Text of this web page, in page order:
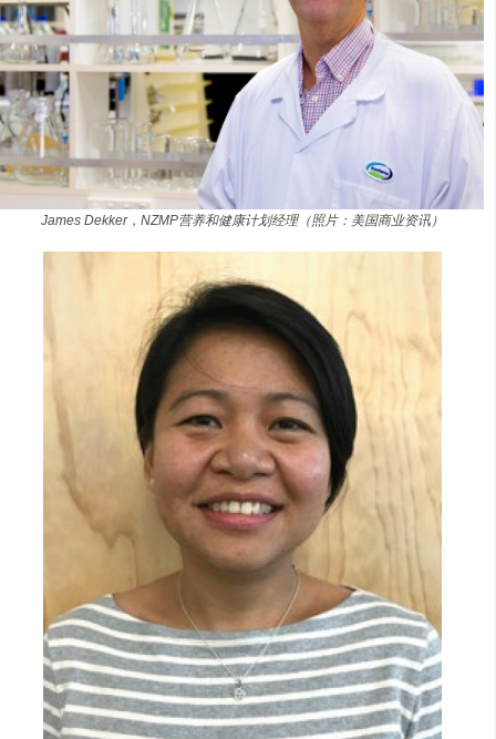
James Dekker，NZMP营养和健康计划经理（照片：美国商业资讯）